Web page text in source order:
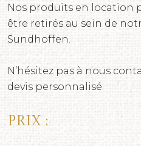
Nos produits en location
être retirés au sein de
Sundhoffen.
N’hésitez pas à nous
devis personnalisé.
Prix :